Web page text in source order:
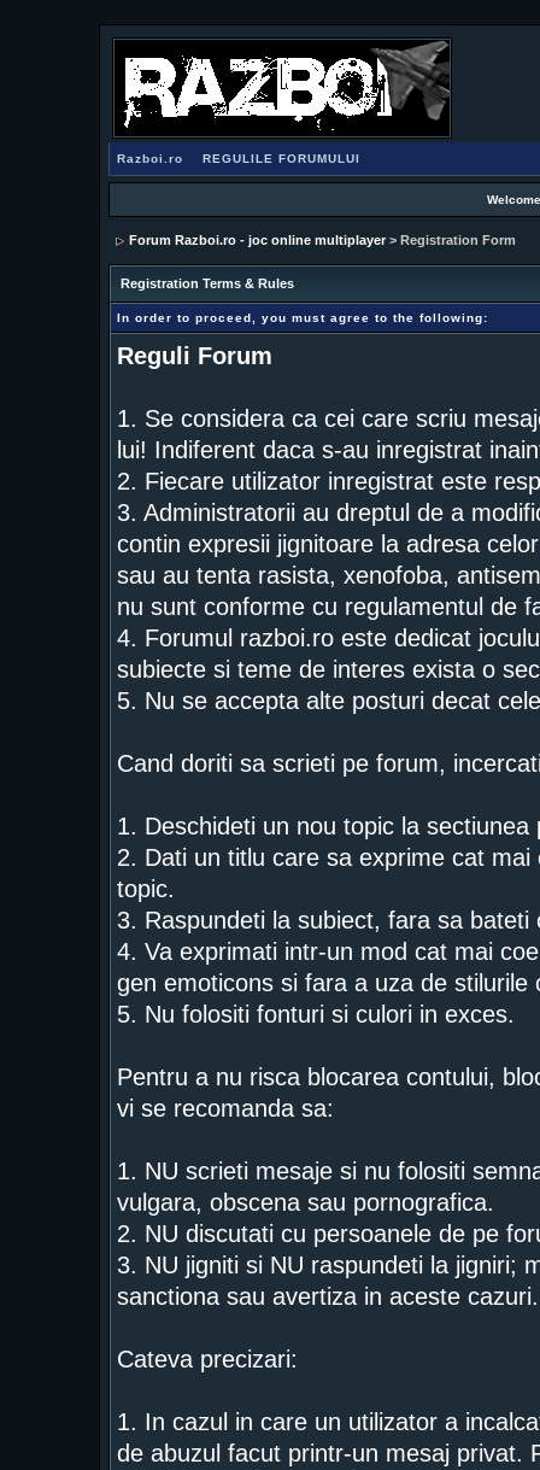
Razboi.ro REGULILE FORUMULUI
Forum Razboi.ro - joc online multiplayer> Registration Form
Registration Terms & Rules
In order to proceed, you must agree to the following:
Reguli Forum
1. Se considera ca cei care scriu
lui! Indiferent daca s-au inregistrat
2. Fiecare utilizator inregistrat este
3. Administratorii au dreptul de a
contin expresii jignitoare la adresa
sau au tenta rasista, xenofoba,
nu sunt conforme cu regulamentul de
4. Forumul razboi.ro este dedicat
subiecte si teme de interes exista o
5. Nu se accepta alte posturi decat
Cand doriti sa scrieti pe forum,
1. Deschideti un nou topic la sectiunea
2. Dati un titlu care sa exprime cat
topic.
3. Raspundeti la subiect, fara sa bateti
4. Va exprimati intr-un mod cat mai
gen emoticons si fara a uza de stilurile
5. Nu folositi fonturi si culori in exces.
Pentru a nu risca blocarea contului,
vi se recomanda sa:
1. NU scrieti mesaje si nu folositi
vulgara, obscena sau pornografica.
2. NU discutati cu persoanele de pe
3. NU jigniti si NU raspundeti la jigniri;
sanctiona sau avertiza in aceste cazuri.
Cateva precizari:
1. In cazul in care un utilizator a
de abuzul facut printr-un mesaj privat.